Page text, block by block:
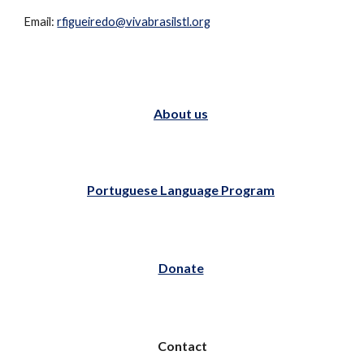
Email:rfigueiredo@vivabrasilstl.org
About us
Portuguese Language Program
Donate
Contact